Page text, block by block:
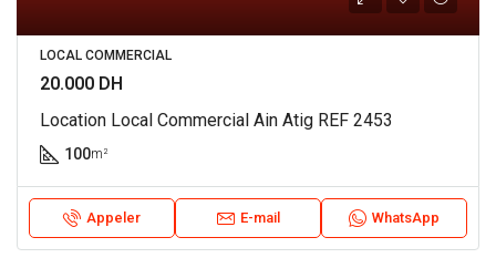
LOCAL COMMERCIAL
20.000 DH
Location Local Commercial Ain Atig REF 2453
100m²
Appeler E-mail WhatsApp